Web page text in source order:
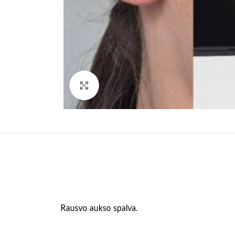
Paspauskite, kad padidinti
Rausvo aukso spalva.